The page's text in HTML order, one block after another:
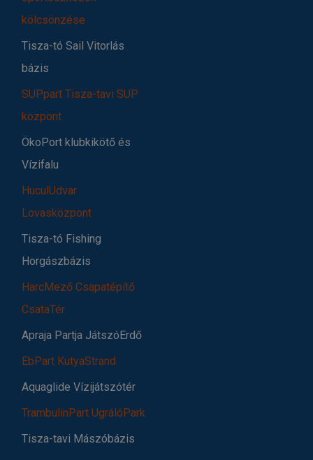
kölcsönzése
Tisza-tó Sail Vitorlás
bázis
SUPpart Tisza-tavi SUP
központ
ÖkoPort klubkikötő és
Vízifalu
HuculUdvar
Lovasközpont
Tisza-tó Fishing
Horgászbázis
HarcMező Csapatépítő
CsataTér
Apraja Partja JátszóErdő
EbPart KutyaStrand
Aquaglide Vízijátszótér
TrambulinPart UgrálóPark
Tisza-tavi Mászóbázis